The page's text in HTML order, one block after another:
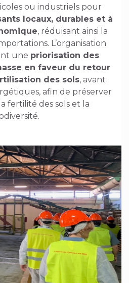
ou industriels pour
locaux, durables et à
, réduisant ainsi la
L’organisation
une priorisation des
en faveur du retour
des sols, avant
afin de préserver
fertilité des sols et la